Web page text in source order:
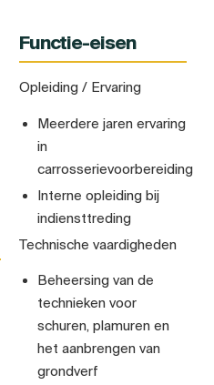
Functie-eisen
Opleiding / Ervaring
Meerdere jaren ervaring
in
carrosserievoorbereiding
Interne opleiding bij
indiensttreding
Technische vaardigheden
Beheersing van de
technieken voor
schuren, plamuren en
het aanbrengen van
grondverf